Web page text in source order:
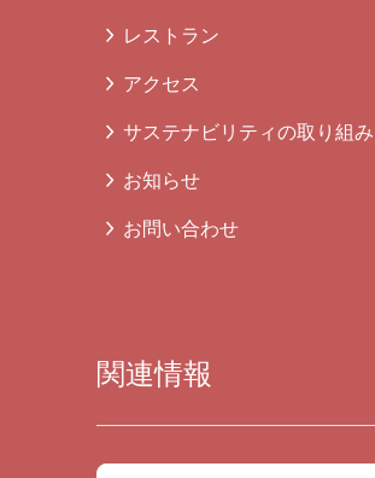
レストラン
アクセス
サステナビリティの取り組み
お知らせ
お問い合わせ
関連情報